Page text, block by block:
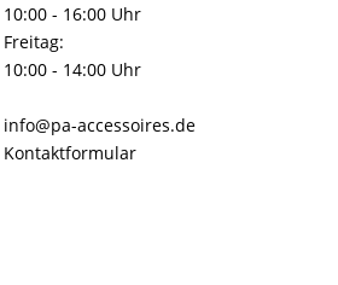
10:00 - 16:00 Uhr
Freitag:
10:00 - 14:00 Uhr
info@pa-accessoires.de
Kontaktformular